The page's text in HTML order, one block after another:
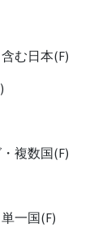
む日本(F)
複数国(F)
一国(F)